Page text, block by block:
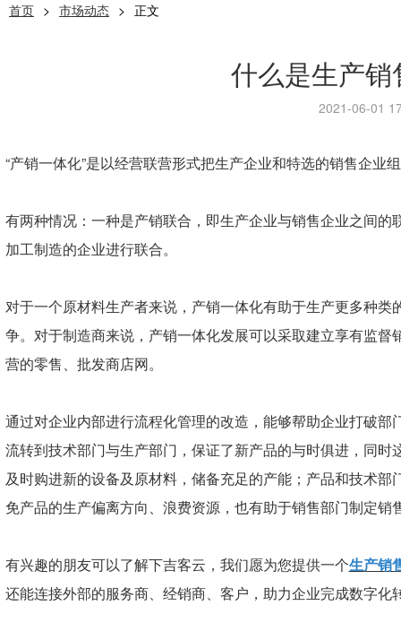
首页 > 市场动态 > 正文
什么是生产
2021-06-01
“产销一体化”是以经营联营形式把生产企业和特选的销售企业
有两种情况：一种是产销联合，即生产企业与销售企业之间
加工制造的企业进行联合。
对于一个原材料生产者来说，产销一体化有助于生产更多种
争。对于制造商来说，产销一体化发展可以采取建立享有监
营的零售、批发商店网。
通过对企业内部进行流程化管理的改造，能够帮助企业打破
流转到技术部门与生产部门，保证了新产品的与时俱进，同
及时购进新的设备及原材料，储备充足的产能；产品和技术
免产品的生产偏离方向、浪费资源，也有助于销售部门制定
有兴趣的朋友可以了解下吉客云，我们愿为您提供一个生产销
还能连接外部的服务商、经销商、客户，助力企业完成数字化